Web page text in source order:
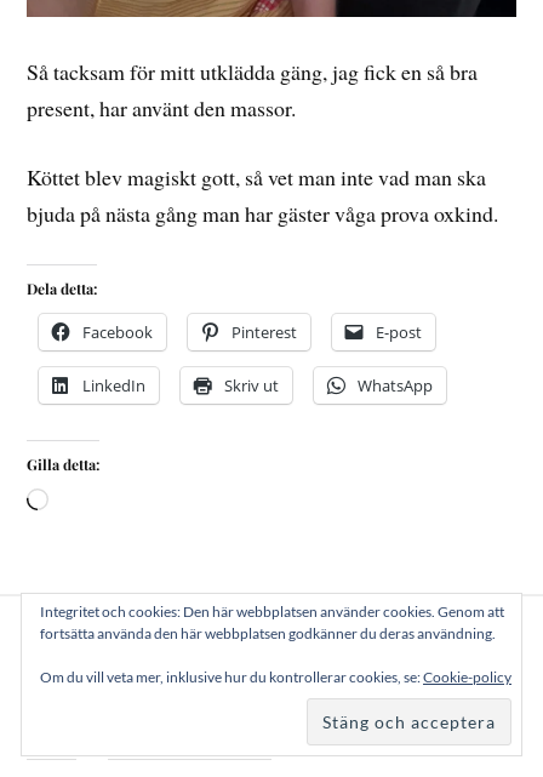
Så tacksam för mitt utklädda gäng, jag fick en så bra
present, har använt den massor.
Köttet blev magiskt gott, så vet man inte vad man ska
bjuda på nästa gång man har gäster våga prova oxkind.
Dela detta:
Facebook Pinterest E-post
LinkedIn Skriv ut WhatsApp
Gilla detta:
Tomattartar
Integritet och cookies: Den här webbplatsen använder cookies. Genom att
fortsätta använda den här webbplatsen godkänner du deras användning.
Om du vill veta mer, inklusive hur du kontrollerar cookies, se:Cookie-policy